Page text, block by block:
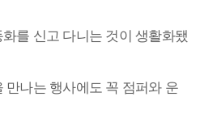
를 신고 다니는 것이 생활화됐
만나는 행사에도 꼭 점퍼와 운